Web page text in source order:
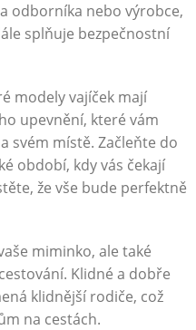
odborníka nebo výrobce,
splňuje bezpečnostní
modely vajíček mají
upevnění, které vám
svém místě. Začleňte do
období, kdy vás čekají
že vše bude perfektně
miminko, ale také
Klidné a dobře
klidnější rodiče, což
na cestách.